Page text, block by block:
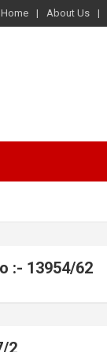
Home About Us
:- 13954/62
2